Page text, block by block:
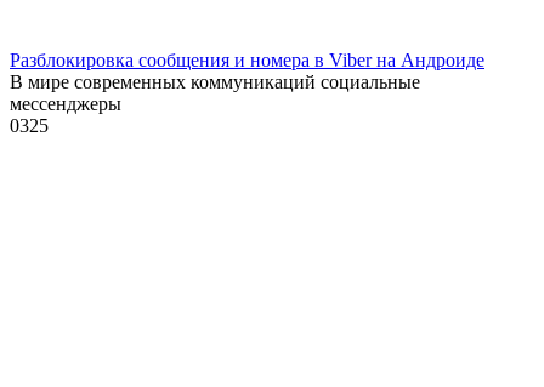
Разблокировка сообщения и номера в Viber на Андроиде
В мире современных коммуникаций социальные
мессенджеры
0325